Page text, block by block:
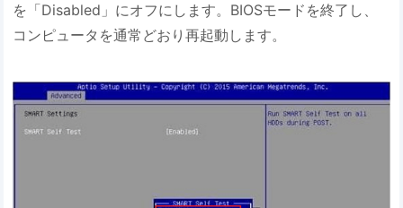
を「Disabled」にオフにします。BIOSモードを終了し、
コンピュータを通常どおり再起動します。